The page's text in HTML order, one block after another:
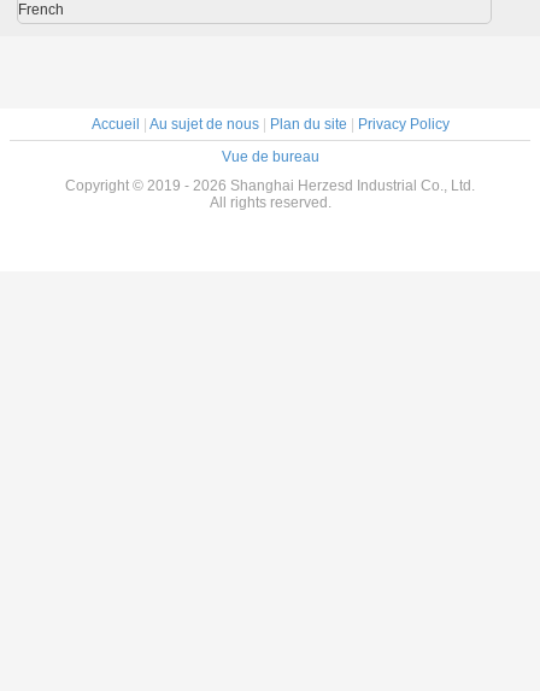
French
Accueil Au sujet de nous| Plan du site
Privacy Policy
Vue de bureau
Copyright © 2019 - 2026 Shanghai Herzesd Industrial Co., Ltd.
All rights reserved.